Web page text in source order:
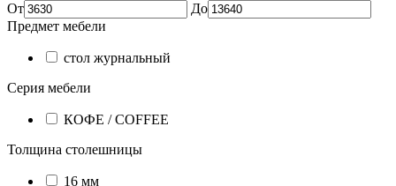
От
До
Предмет мебели
стол журнальный
Серия мебели
КОФЕ / COFFEE
Толщина столешницы
16 мм